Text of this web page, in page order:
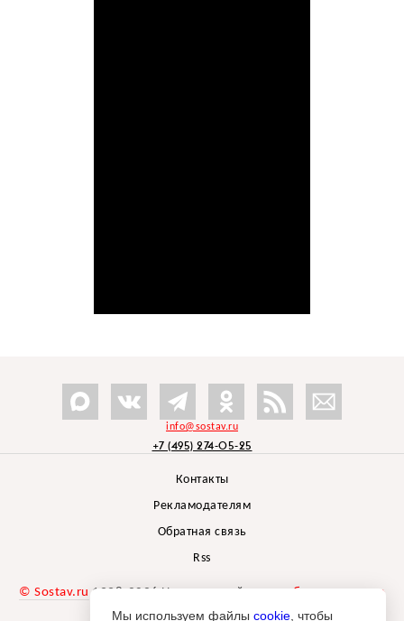
info@sostav.ru
+7 (495) 274-05-25
Контакты
Рекламодателям
Обратная связь
Rss
© Sostav.ru 1998-2026 Независимый проектбрендингового
агентства Depot
Мы используем файлы cookie , чтобы